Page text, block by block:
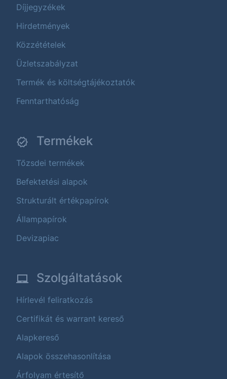
Díjjegyzékek
Hirdetmények
Közzétételek
Üzletszabályzat
Termék és költségtájékoztatók
Fenntarthatóság
Termékek
Tőzsdei termékek
Befektetési alapok
Strukturált értékpapírok
Állampapírok
Devizapiac
Szolgáltatások
Hírlevél feliratkozás
Certifikát és warrant kereső
Alapkereső
Alapok összehasonlítása
Árfolyam értesítő